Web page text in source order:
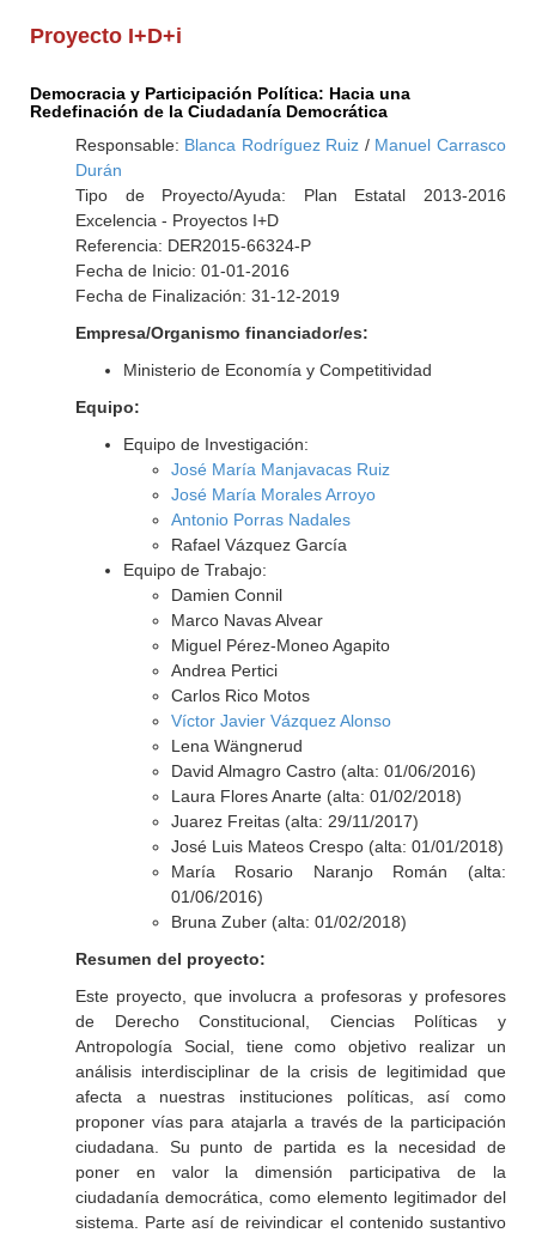
Proyecto I+D+i
Democracia y Participación Política: Hacia una
Redefinación de la Ciudadanía Democrática
Responsable: Blanca Rodríguez Ruiz / Manuel Carrasco
Durán
Tipo de Proyecto/Ayuda: Plan Estatal 2013-2016
Excelencia - Proyectos I+D
Referencia: DER2015-66324-P
Fecha de Inicio: 01-01-2016
Fecha de Finalización: 31-12-2019
Empresa/Organismo financiador/es:
Ministerio de Economía y Competitividad
Equipo:
Equipo de Investigación:
José María Manjavacas Ruiz
José María Morales Arroyo
Antonio Porras Nadales
Rafael Vázquez García
Equipo de Trabajo:
Damien Connil
Marco Navas Alvear
Miguel Pérez-Moneo Agapito
Andrea Pertici
Carlos Rico Motos
Víctor Javier Vázquez Alonso
Lena Wängnerud
David Almagro Castro (alta: 01/06/2016)
Laura Flores Anarte (alta: 01/02/2018)
Juarez Freitas (alta: 29/11/2017)
José Luis Mateos Crespo (alta: 01/01/2018)
María Rosario Naranjo Román (alta:
01/06/2016)
Bruna Zuber (alta: 01/02/2018)
Resumen del proyecto:
Este proyecto, que involucra a profesoras y profesores
de Derecho Constitucional, Ciencias Políticas y
Antropología Social, tiene como objetivo realizar un
análisis interdisciplinar de la crisis de legitimidad que
afecta a nuestras instituciones políticas, así como
proponer vías para atajarla a través de la participación
ciudadana. Su punto de partida es la necesidad de
poner en valor la dimensión participativa de la
ciudadanía democrática, como elemento legitimador del
sistema. Parte así de reivindicar el contenido sustantivo